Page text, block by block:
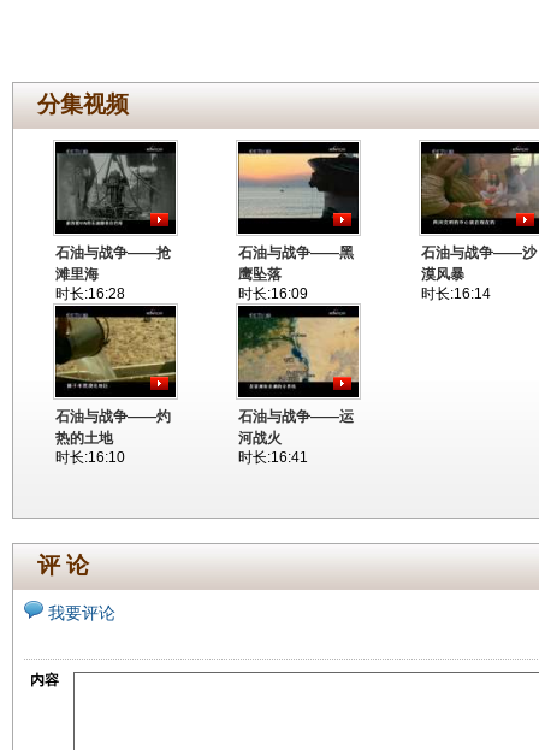
分集视频
石油与战争——抢
滩里海
时长:16:28
石油与战争——黑
鹰坠落
时长:16:09
石油与战争——沙
漠风暴
时长:16:14
石油与战争——灼
热的土地
时长:16:10
石油与战争——运
河战火
时长:16:41
评 论
我要评论
内容